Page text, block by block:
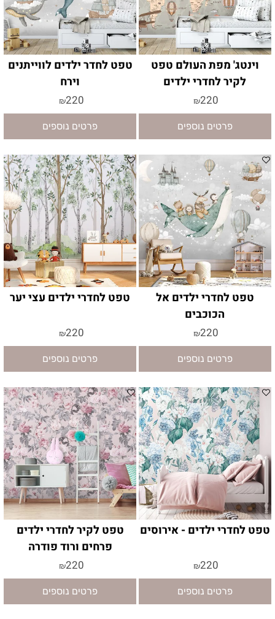
וינטג' מפת העולם טפט
לקיר לחדרי ילדים
₪220
פרטים נוספים
טפט לחדר ילדים לווייתנים
וירח
₪220
פרטים נוספים
טפט לחדרי ילדים אל
הכוכבים
₪220
פרטים נוספים
טפט לחדרי ילדים עצי יער
₪220
פרטים נוספים
טפט לחדרי ילדים - אירוסים
₪220
פרטים נוספים
טפט לקיר לחדרי ילדים
פרחים ורוד פודרה
₪220
פרטים נוספים